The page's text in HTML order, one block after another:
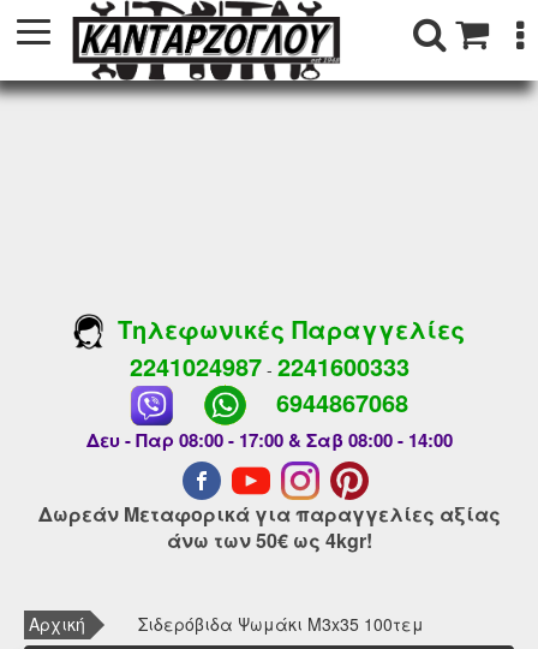
Τηλεφωνικές Παραγγελίες
2241024987- 2241600333
6944867068
Δευ - Παρ 08:00 - 17:00 & Σαβ 08:00 - 14:00
Δωρεάν Μεταφορικά για παραγγελίες αξίας
άνω των 50€ ως 4kgr!
Αρχική Σιδερόβιδα Ψωμάκι Μ3x35 100τεμ